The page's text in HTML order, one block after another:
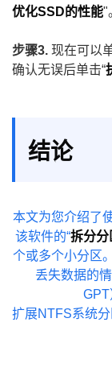
优化SSD的性能"
步骤3. 现在可以
确认无误后单击“
结论
本文为您介绍了
该软件的“拆分分
个或多个小分区
丢失数据的
扩展NTFS系统分